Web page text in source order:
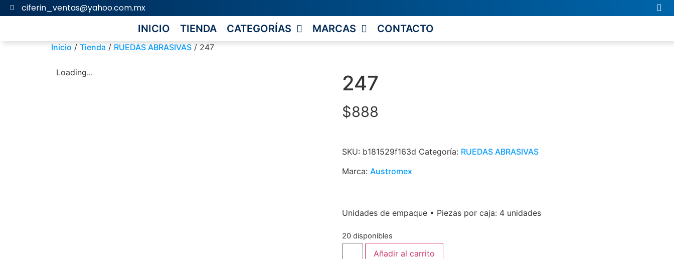
ciferin_ventas@yahoo.com.mx
INICIO TIENDA CATEGORÍAS MARCAS CONTACTO
Inicio / Tienda / RUEDAS ABRASIVAS / 247
Loading... 247
$888
SKU: b181529f163d Categoría: RUEDAS ABRASIVAS
Marca: Austromex
Unidades de empaque • Piezas por caja: 4 unidades
20 disponibles
Añadir al carrito